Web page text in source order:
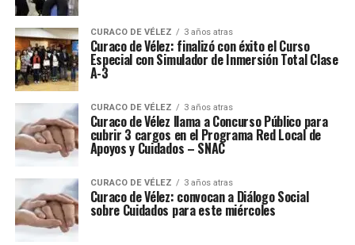
CURACO DE VÉLEZ 3 años atras
Curaco de Vélez: finalizó con éxito el Curso
Especial con Simulador de Inmersión Total Clase
A-3
CURACO DE VÉLEZ 3 años atras
Curaco de Vélez llama a Concurso Público para
cubrir 3 cargos en el Programa Red Local de
Apoyos y Cuidados – SNAC
CURACO DE VÉLEZ 3 años atras
Curaco de Vélez: convocan a Diálogo Social
sobre Cuidados para este miércoles